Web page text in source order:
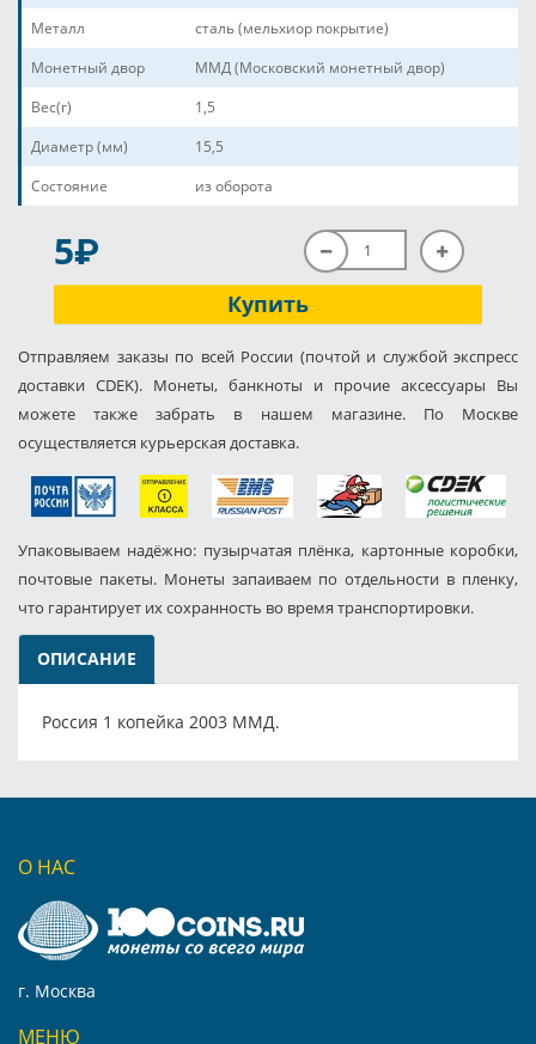
Металл
сталь (мельхиор покрытие)
Монетный двор
ММД (Московский монетный двор)
Вес(г)
1,5
Диаметр (мм)
15,5
Состояние
из оборота
5P
Купить
Отправляем заказы по всей России (почтой и службой экспресс
доставки CDEK). Монеты, банкноты и прочие аксессуары Вы
можете также забрать в нашем магазине. По Москве
осуществляется курьерская доставка.
Упаковываем надёжно: пузырчатая плёнка, картонные коробки,
почтовые пакеты. Монеты запаиваем по отдельности в пленку,
что гарантирует их сохранность во время транспортировки.
ОПИСАНИЕ
Россия 1 копейка 2003 ММД.
О НАС
г. Москва
МЕНЮ